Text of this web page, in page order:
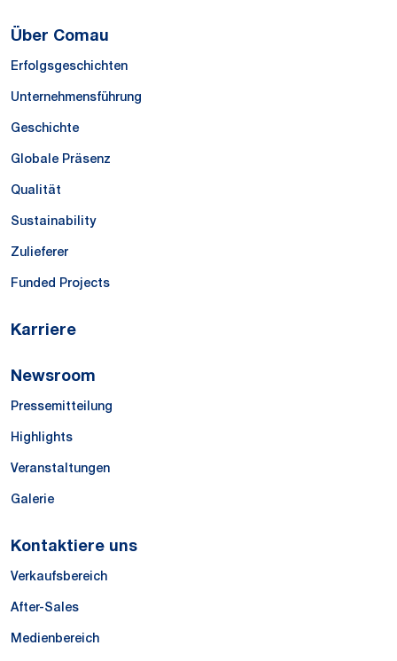
Über Comau
Erfolgsgeschichten
Unternehmensführung
Geschichte
Globale Präsenz
Qualität
Sustainability
Zulieferer
Funded Projects
Karriere
Newsroom
Pressemitteilung
Highlights
Veranstaltungen
Galerie
Kontaktiere uns
Verkaufsbereich
After-Sales
Medienbereich